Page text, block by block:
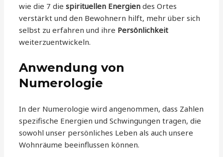
wie die 7 diespirituellen Energien des Ortes
verstärkt und den Bewohnern hilft, mehr über sich
selbst zu erfahren und ihre Persönlichkeit
weiterzuentwickeln.
Anwendung von
Numerologie
In der Numerologie wird angenommen, dass Zahlen
spezifische Energien und Schwingungen tragen, die
sowohl unser persönliches Leben als auch unsere
Wohnräume beeinflussen können.